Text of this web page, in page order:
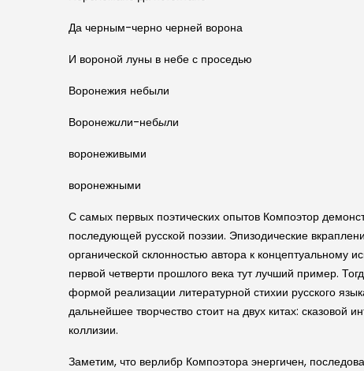
Да черным-черно черней ворона
И вороной луны в небе с проседью
Воронежия небыли
Воронежили-небыли
воронеживыми
воронежными
С самых первых поэтических опытов Компоэтор
последующей русской поэзии. Эпизодические
органической склонностью автора к концептуальному
первой четверти прошлого века тут лучший пример.
формой реализации литературной стихии русского
дальнейшее творчество стоит на двух китах:
коллизии.
Заметим, что верлибр Компоэтора энергичен,